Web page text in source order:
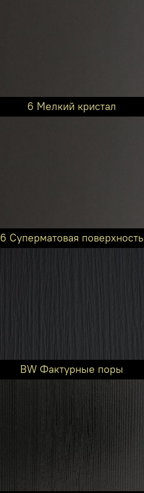
6 Мелкий кристал
6 Суперматовая поверхность
BW Фактурные поры